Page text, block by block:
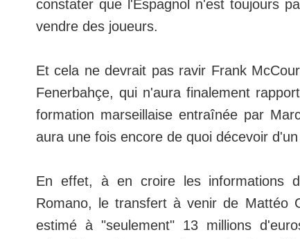
constater que l'Espagnol n'est toujours
vendre des joueurs.
Et cela ne devrait pas ravir Frank
Fenerbahçe, qui n'aura finalement
formation marseillaise entraînée par
aura une fois encore de quoi décevoir
En effet, à en croire les informations
Romano, le transfert à venir de Mattéo
estimé à "seulement" 13 millions